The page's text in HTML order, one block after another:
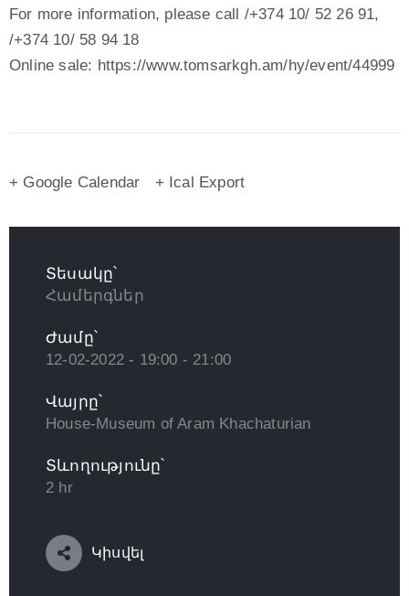
For more information, please call /+374 10/ 52 26 91,
/+374 10/ 58 94 18
Online sale: https://www.tomsarkgh.am/hy/event/44999
+ Google Calendar + Ical Export
Տեսակը՝
Համերգներ
Ժամը՝
12-02-2022 - 19:00 - 21:00
Վայրը՝
House-Museum of Aram Khachaturian
Տևողությունը՝
2 hr
Կիսվել